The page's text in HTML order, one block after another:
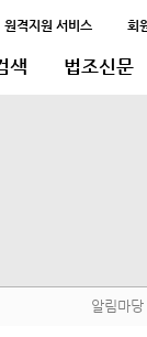
원격지원 서비스 회
색 법조신문
알림마당